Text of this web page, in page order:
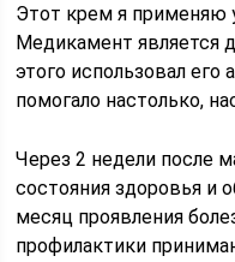
Этот крем я применяю
Медикамент является
этого использовал его
помогало настолько,
Через 2 недели после
состояния здоровья и
месяц проявления
профилактики